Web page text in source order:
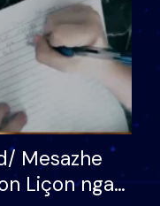
Mesazhe
Liçon nga